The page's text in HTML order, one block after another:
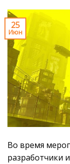
25
Июн
Во время
разработчики